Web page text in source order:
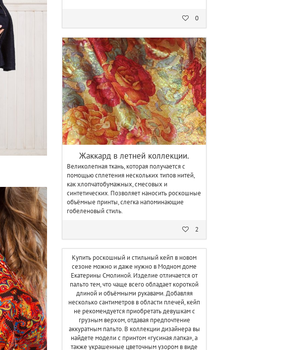
0
Жаккард в летней коллекции.
Великолепная ткань, которая получается с
помощью сплетения нескольких типов нитей,
как хлопчатобумажных, смесовых и
синтетических. Позволяет наносить роскошные
объёмные принты, слегка напоминающие
гобеленовый стиль.
2
Купить роскошный и стильный кейп в новом
сезоне можно и даже нужно в Модном доме
Екатерины Смолиной. Изделие отличается от
пальто тем, что чаще всего обладает короткой
длиной и объёмными рукавами. Добавляя
несколько сантиметров в области плечей, кейп
не рекомендуется приобретать девушкам с
грузным верхом, отдавая предпочтение
аккуратным пальто. В коллекции дизайнера вы
найдете модели с принтом «гусиная лапка», а
также украшенные цветочным узором в виде